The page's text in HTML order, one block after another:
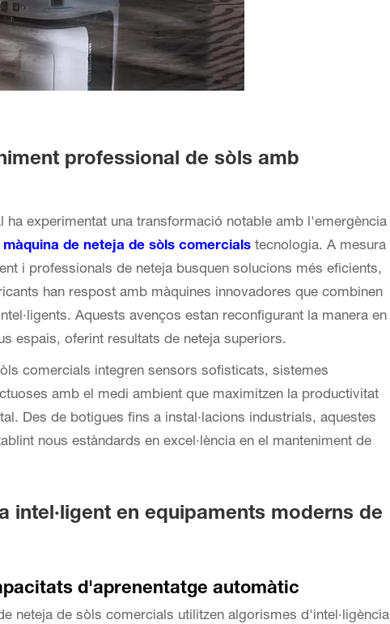
professional de sòls amb
ha experimentat una transformació notable amb l'emergència
màquina de neteja de sòls comercials tecnologia. A mesura
i professionals de neteja busquen solucions més eficients,
han respost amb màquines innovadores que combinen
Aquests avenços estan reconfigurant la manera en
espais, oferint resultats de neteja superiors.
comercials integren sensors sofisticats, sistemes
amb el medi ambient que maximitzen la productivitat
Des de botigues fins a instal·lacions industrials, aquestes
nous estàndards en excel·lència en el manteniment de
intel·ligent en equipaments moderns de
d'aprenentatge automàtic
neteja de sòls comercials utilitzen algorismes d'intel·ligència